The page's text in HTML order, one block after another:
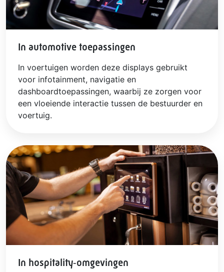
In automotive toepassingen
In voertuigen worden deze displays gebruikt
voor infotainment, navigatie en
dashboardtoepassingen, waarbij ze zorgen voor
een vloeiende interactie tussen de bestuurder en
voertuig.
In hospitality‑omgevingen